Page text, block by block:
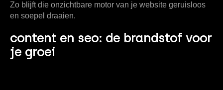
Zo blijft die onzichtbare motor van je website geruisloos
en soepel draaien.
content en seo: de brandstof voor
je groei